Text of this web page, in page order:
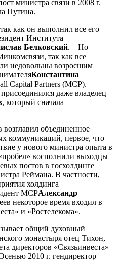
министра связи в 2008 г.
Путина.
как он выполнил все его
Института
Белковский. – Но
так как все
недовольны возросшим
Константина
Capital Partners (MCP).
даже владелец
, который сначала
объединенное
коммуникаций, первое, что
у нового министра опыта в
восполнили выходцы
постов в госхолдинге
Реймана. В частности,
холдинга –
MCPАлександр
некоторое время входил в
и «Ростелекома».
общий духовный
монастыря отец Тихон,
директоров «Связьинвеста»
2010 г. гендиректор